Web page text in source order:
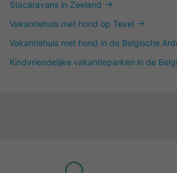
Stacaravans in Zeeland
Vakantiehuis met hond op Texel
Vakantiehuis met hond in de Belgische
Kindvriendelijke vakantieparken in de